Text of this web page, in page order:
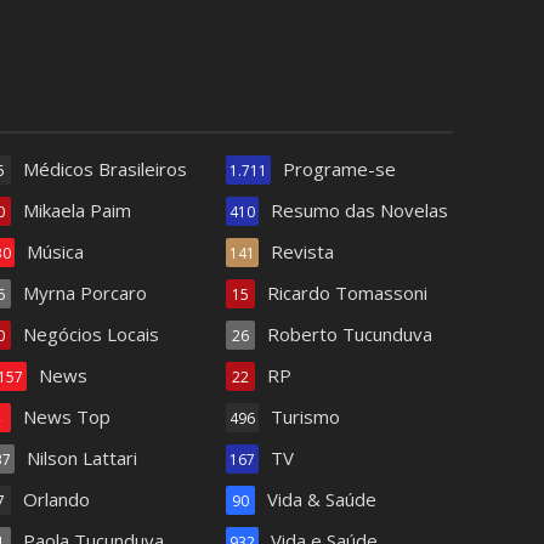
Médicos Brasileiros
Mikaela Paim
Música
Myrna Porcaro
Negócios Locais
News
News Top
Nilson Lattari
Orlando
Programe-se
1.711
Resumo das Novelas
410
Revista
141
Ricardo Tomassoni
15
Roberto Tucunduva
26
RP
22
Turismo
496
TV
167
Vida & Saúde
90